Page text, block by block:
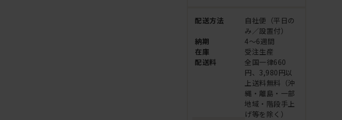
配送方法
自社便（平日の
み／設置付）
納期
4～6週間
在庫
受注生産
配送料
全国一律660
円、3,980円以
上送料無料（沖
縄・離島・一部
地域・階段手上
げ等を除く）